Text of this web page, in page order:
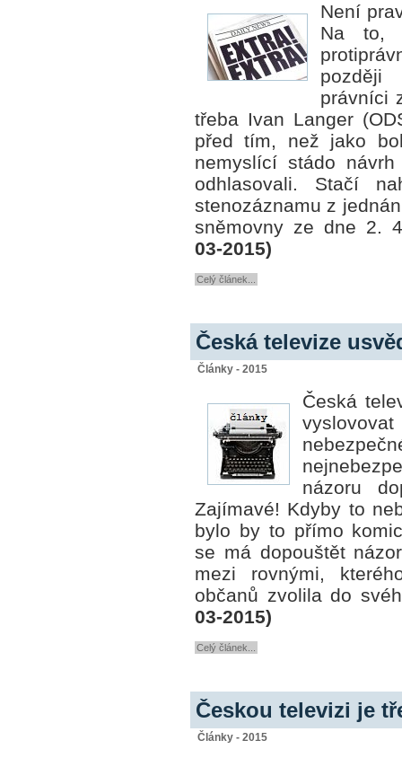
Není
Na to,
právníci
třeba Ivan Langer
před tím, než jako
nemyslící stádo
odhlasovali. Stačí
stenozáznamu z
sněmovny ze dne 2.
03-2015)
Celý článek...
Česká televize
Články - 2015
Česká
názoru
Zajímavé! Kdyby to
bylo by to přímo
se má dopouštět
mezi rovnými,
občanů zvolila do
03-2015)
Celý článek...
Českou televizi je
Články - 2015